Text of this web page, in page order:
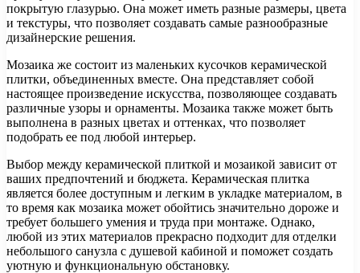
покрытую глазурью. Она может иметь разные размеры, цвета
и текстуры, что позволяет создавать самые разнообразные
дизайнерские решения.
Мозаика же состоит из маленьких кусочков керамической
плитки, объединенных вместе. Она представляет собой
настоящее произведение искусства, позволяющее создавать
различные узоры и орнаменты. Мозаика также может быть
выполнена в разных цветах и оттенках, что позволяет
подобрать ее под любой интерьер.
Выбор между керамической плиткой и мозаикой зависит от
ваших предпочтений и бюджета. Керамическая плитка
является более доступным и легким в укладке материалом, в
то время как мозаика может обойтись значительно дороже и
требует большего умения и труда при монтаже. Однако,
любой из этих материалов прекрасно подходит для отделки
небольшого санузла с душевой кабиной и поможет создать
уютную и функциональную обстановку.